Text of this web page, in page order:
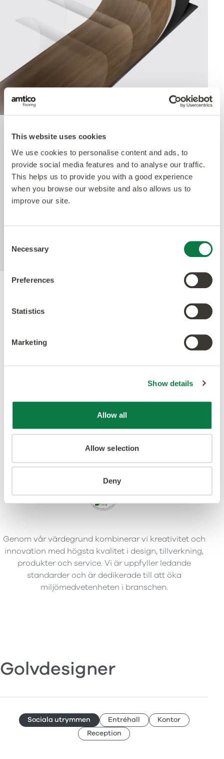
This website uses cookies
We use cookies to personalise content and ads, to
provide social media features and to analyse our traffic.
This helps us to provide you with a good experience
when you browse our website and also allows us to
improve our site.
Selection
Necessary
Preferences
Statistics
Marketing
Show details
Allow all
Allow selection
Deny
Quantum Guard Elite
Antimicrobial
Amtico's Quantum Guard Elite är den mest
hållbara PUR-behandlingen på marknaden. Den
men också enkla att underhålla.
Genom vår värdegrund kombinerar vi kreativitet och
innovation med högsta kvalitet i design, tillverkning,
produkter och service. Vi är uppfyller ledande
standarder och är dedikerade till att öka
miljömedvetenheten i branschen.
Golvdesigner
Sociala utrymmen Entréhall
Kontor
Reception